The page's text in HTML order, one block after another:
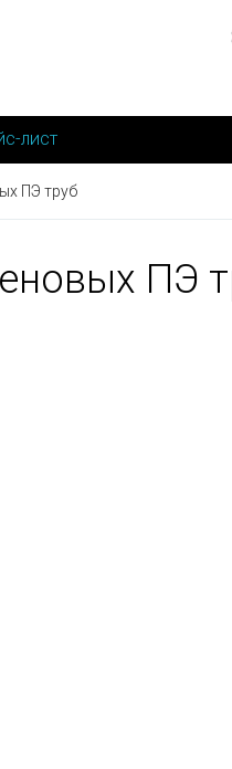
лист
ПЭ труб
ПЭ